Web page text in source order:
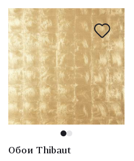
& Fabienne
12
Обои Thibaut